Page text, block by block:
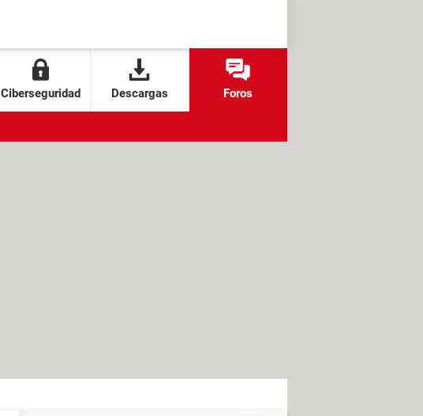
Ciberseguridad Descargas Foros